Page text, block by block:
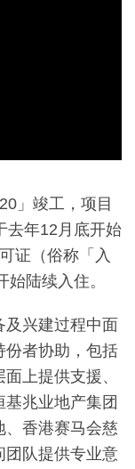
」竣工，项目
去年12月底开始
证（俗称「入
陆续入住。
及兴建过程中面
份者协助，包括
上提供支援、
兆业地产集团
、香港赛马会慈
团队提供专业意